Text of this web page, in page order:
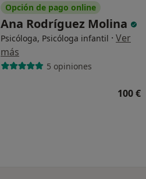
Opción de pago online
Ana Rodríguez Molina
Psicóloga, Psicóloga infantil · Ver
más
5 opiniones
100 €